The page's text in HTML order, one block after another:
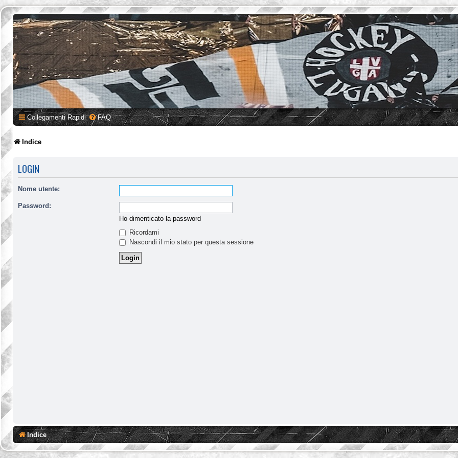
Collegamenti Rapidi FAQ
Indice
LOGIN
Nome utente:
Password:
Ho dimenticato la password
Ricordami
Nascondi il mio stato per questa sessione
Indice